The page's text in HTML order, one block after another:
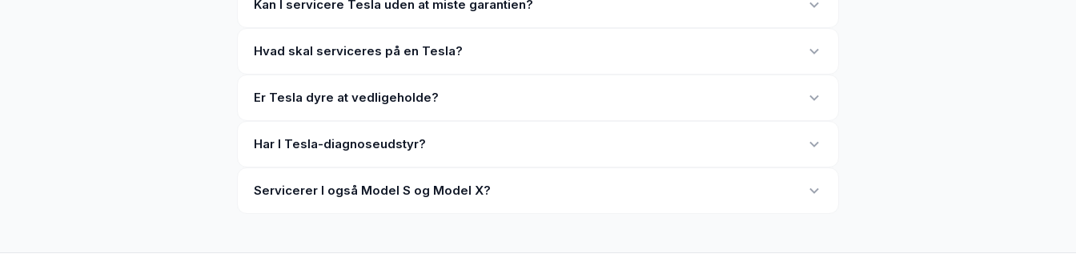
Kan I servicere Tesla uden at miste garantien?
Hvad skal serviceres på en Tesla?
Er Tesla dyre at vedligeholde?
Har I Tesla-diagnoseudstyr?
Servicerer I også Model S og Model X?